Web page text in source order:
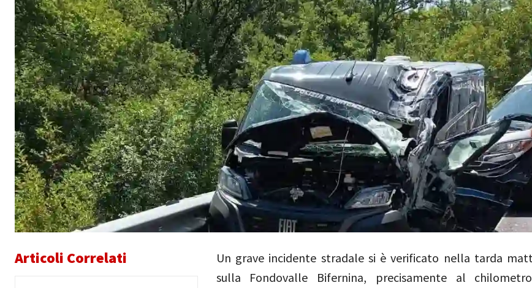
Articoli Correlati
Un grave incidente stradale si è verificato nella tarda
sulla Fondovalle Bifernina, precisamente al